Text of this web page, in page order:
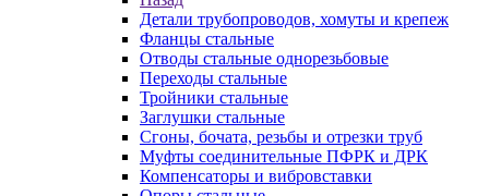
Детали трубопроводов, хомуты и крепеж
Фланцы стальные
Отводы стальные однорезьбовые
Переходы стальные
Тройники стальные
Заглушки стальные
Сгоны, бочата, резьбы и отрезки труб
Муфты соединительные ПФРК и ДРК
Компенсаторы и вибровставки